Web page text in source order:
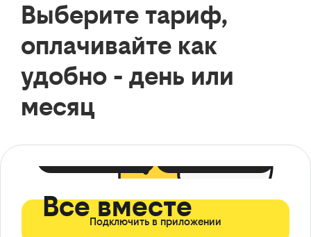
Выберите тариф,
оплачивайте как
удобно - день или
месяц
Все вместе
Подключить в приложении